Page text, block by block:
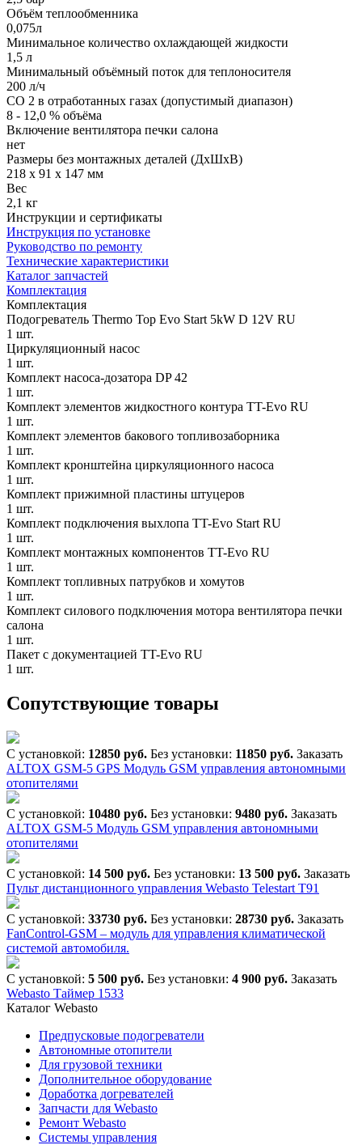
Объём теплообменника
0,075л
Минимальное количество охлаждающей жидкости
1,5 л
Минимальный объёмный поток для теплоносителя
200 л/ч
CO 2 в отработанных газах (допустимый диапазон)
8 - 12,0 % объёма
Включение вентилятора печки салона
нет
Размеры без монтажных деталей (ДхШхВ)
218 х 91 х 147 мм
Вес
2,1 кг
Инструкции и сертификаты
Инструкция по установке
Руководство по ремонту
Технические характеристики
Каталог запчастей
Комплектация
Комплектация
Подогреватель Thermo Top Evo Start 5kW D 12V RU
1 шт.
Циркуляционный насос
1 шт.
Комплект насоса-дозатора DP 42
1 шт.
Комплект элементов жидкостного контура TT-Evo RU
1 шт.
Комплект элементов бакового топливозаборника
1 шт.
Комплект кронштейна циркуляционного насоса
1 шт.
Комплект прижимной пластины штуцеров
1 шт.
Комплект подключения выхлопа TT-Evo Start RU
1 шт.
Комплект монтажных компонентов TT-Evo RU
1 шт.
Комплект топливных патрубков и хомутов
1 шт.
Комплект силового подключения мотора вентилятора печки
салона
1 шт.
Пакет с документацией TT-Evo RU
1 шт.
Сопутствующие товары
С установкой: 12850 руб. Без установки: 11850 руб. Заказать
ALTOX GSM-5 GPS Модуль GSM управления автономными
отопителями
С установкой: 10480 руб. Без установки: 9480 руб. Заказать
ALTOX GSM-5 Модуль GSM управления автономными
отопителями
С установкой: 14 500 руб. Без установки: 13 500 руб. Заказать
Пульт дистанционного управления Webasto Telestart T91
С установкой: 33730 руб. Без установки: 28730 руб. Заказать
FanControl-GSM – модуль для управления климатической
системой автомобиля.
С установкой: 5 500 руб. Без установки: 4 900 руб. Заказать
Webasto Таймер 1533
Каталог Webasto
Предпусковые подогреватели
Автономные отопители
Для грузовой техники
Дополнительное оборудование
Доработка догревателей
Запчасти для Webasto
Ремонт Webasto
Системы управления